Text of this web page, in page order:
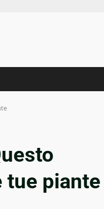
tue piante